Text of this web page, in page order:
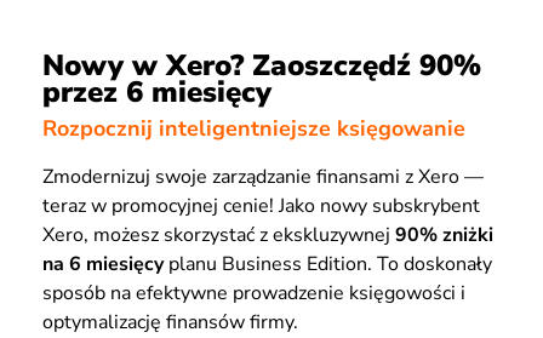
Nowy w Xero? Zaoszczędź 90%
przez 6 miesięcy
Rozpocznij inteligentniejsze księgowanie
Zmodernizuj swoje zarządzanie finansami z Xero —
teraz w promocyjnej cenie! Jako nowy subskrybent
Xero, możesz skorzystać z ekskluzywnej 90% zniżki
na 6 miesięcyplanu Business Edition. To doskonały
sposób na efektywne prowadzenie księgowości i
optymalizację finansów firmy.